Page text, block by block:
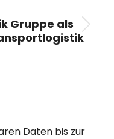
Gruppe als
Daten bis zur